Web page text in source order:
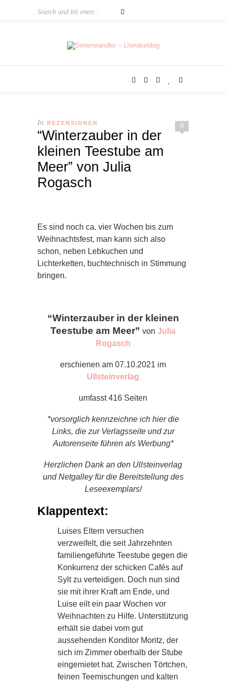
0
In REZENSIONEN
“Winterzauber in der
kleinen Teestube am
Meer” von Julia
Rogasch
Es sind noch ca. vier Wochen bis zum
Weihnachtsfest, man kann sich also
schon, neben Lebkuchen und
Lichterketten, buchtechnisch in Stimmung
bringen.
“Winterzauber in der kleinen
Teestube am Meer” von Julia
Rogasch
erschienen am 07.10.2021 im
Ullsteinverlag
umfasst 416 Seiten
*vorsorglich kennzeichne ich hier die
Links, die zur Verlagsseite und zur
Autorenseite führen als Werbung*
Herzlichen Dank an den Ullsteinverlag
und Netgalleyfür die Bereitstellung des
Leseexemplars!
Klappentext:
Luises Eltern versuchen
verzweifelt, die seit Jahrzehnten
familiengeführte Teestube gegen die
Konkurrenz der schicken Cafés auf
Sylt zu verteidigen. Doch nun sind
sie mit ihrer Kraft am Ende, und
Luise eilt ein paar Wochen vor
Weihnachten zu Hilfe. Unterstützung
erhält sie dabei vom gut
aussehenden Konditor Moritz, der
sich im Zimmer oberhalb der Stube
eingemietet hat. Zwischen Törtchen,
feinen Teemischungen und kalten